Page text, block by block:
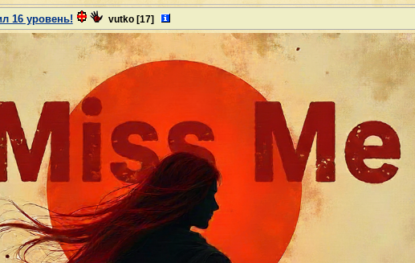
16 уровень! vutko [17]